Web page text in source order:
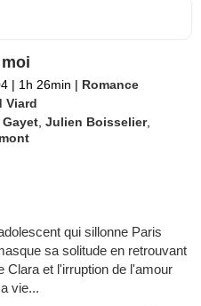
| 1h 26min | Romance
Viard
,Julien Boisselier,
qui sillonne Paris
sa solitude en retrouvant
Clara et l'irruption de l'amour
vie...